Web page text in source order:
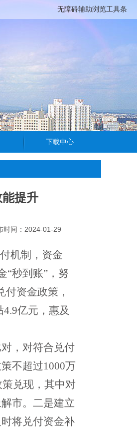
无障碍辅助浏览工具条
提升
时间：2024-01-29
机制 ，资金
“秒到账” ，努
付资金政策，
亿元，惠及
，对符合兑付
不超过1000万
兑现 ， 其中对
市。 二是建立
将兑付资金补